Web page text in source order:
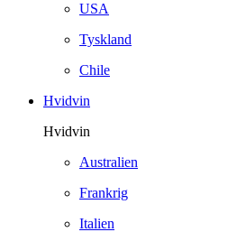
USA
Tyskland
Chile
Hvidvin
Hvidvin
Australien
Frankrig
Italien